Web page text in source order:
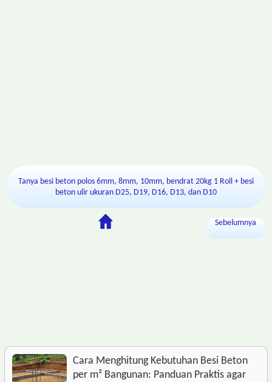
Tanya besi beton polos 6mm, 8mm, 10mm, bendrat 20kg 1 Roll + besi
beton ulir ukuran D25, D19, D16, D13, dan D10
Sebelumnya
Cara Menghitung Kebutuhan Besi Beton
per m² Bangunan: Panduan Praktis agar